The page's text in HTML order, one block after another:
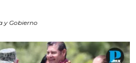
y Gobierno